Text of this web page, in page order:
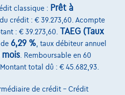
classique : Prêt à
du crédit : € 39.273,60. Acompte
: € 39.273,60. TAEG (Taux
de 6,29 % , taux débiteur annuel
mois . Remboursable en 60
. Montant total dû : € 45.682,93.
de crédit – Crédit